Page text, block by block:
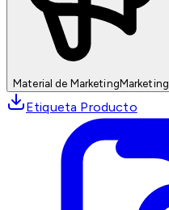
Material de MarketingMarketing
Etiqueta Producto